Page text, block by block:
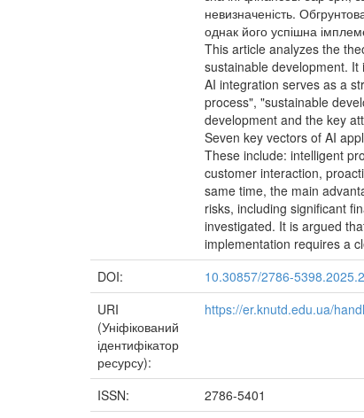
невизначеність.
однак його успішна
This article analyzes the
sustainable development.
AI integration serves as a
process", "sustainable
development and the key
Seven key vectors of AI
These include: intelligent
customer interaction,
same time, the main
risks, including significant
investigated. It is argued
implementation requires a
DOI:
10.30857/2786-
URI
(Уніфікований
ідентифікатор
ресурсу):
https://er.knutd.edu.ua/
ISSN:
2786-5401